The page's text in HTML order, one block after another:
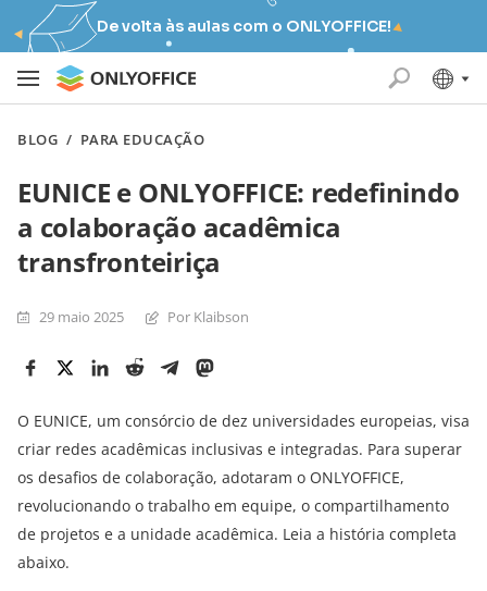
De volta às aulas com o ONLYOFFICE!
BLOG / PARA EDUCAÇÃO
EUNICE e ONLYOFFICE: redefinindo
a colaboração acadêmica
transfronteiriça
29 maio 2025 Por Klaibson
O EUNICE, um consórcio de dez universidades europeias, visa
criar redes acadêmicas inclusivas e integradas. Para superar
os desafios de colaboração, adotaram o ONLYOFFICE,
revolucionando o trabalho em equipe, o compartilhamento
de projetos e a unidade acadêmica. Leia a história completa
abaixo.